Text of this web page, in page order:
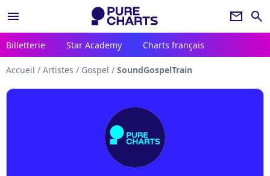
menu newsletter search
Billetterie Star Academy Charts français
Accueil / Artistes / Gospel / SoundGospelTrain